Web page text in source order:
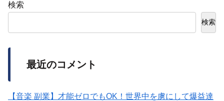
検索
検索
最近のコメント
【音楽 副業】才能ゼロでもOK！世界中を虜にして爆益達